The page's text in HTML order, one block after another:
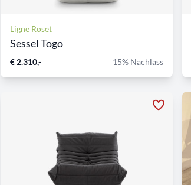
Ligne Roset
Sessel Togo
€ 2.310,- 15% Nachlass